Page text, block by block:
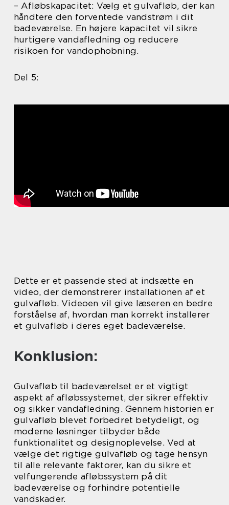
– Afløbskapacitet: Vælg et gulvafløb, der kan
håndtere den forventede vandstrøm i dit
badeværelse. En højere kapacitet vil sikre
hurtigere vandafledning og reducere
risikoen for vandophobning.
Del 5:
Dette er et passende sted at indsætte en
video, der demonstrerer installationen af et
gulvafløb. Videoen vil give læseren en bedre
forståelse af, hvordan man korrekt installerer
et gulvafløb i deres eget badeværelse.
Konklusion:
Gulvafløb til badeværelset er et vigtigt
aspekt af afløbssystemet, der sikrer effektiv
og sikker vandafledning. Gennem historien er
gulvafløb blevet forbedret betydeligt, og
moderne løsninger tilbyder både
funktionalitet og designoplevelse. Ved at
vælge det rigtige gulvafløb og tage hensyn
til alle relevante faktorer, kan du sikre et
velfungerende afløbssystem på dit
badeværelse og forhindre potentielle
vandskader.